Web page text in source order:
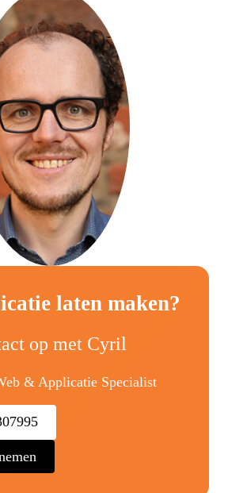
laten maken?
op met Cyril
& Applicatie Specialist